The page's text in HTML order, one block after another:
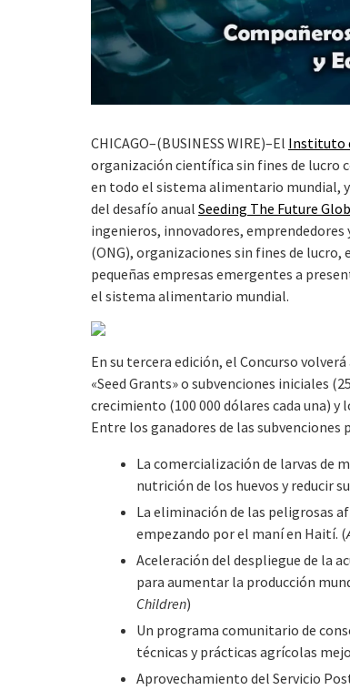
CHICAGO–(BUSINESS WIRE)–El Instituto
organización científica sin fines de lucro
en todo el sistema alimentario mundial,
del desafío anual Seeding The Future
ingenieros, innovadores,
(ONG), organizaciones sin fines de
pequeñas empresas emergentes a
el sistema alimentario mundial.
En su tercera edición, el Concurso
«Seed Grants» o subvenciones iniciales
crecimiento (100 000 dólares cada una) y
Entre los ganadores de las
La comercialización de larvas de
nutrición de los huevos y reducir
La eliminación de las peligrosas
empezando por el maní en Haití. (
Aceleración del despliegue de la
para aumentar la producción
Children)
Un programa comunitario de
técnicas y prácticas agrícolas
Aprovechamiento del Servicio